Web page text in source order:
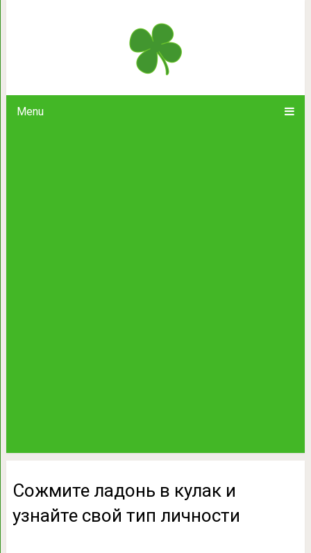
Menu
Сожмите ладонь в кулак и
Сожмите ладонь в кулак и
узнайте свой тип личности